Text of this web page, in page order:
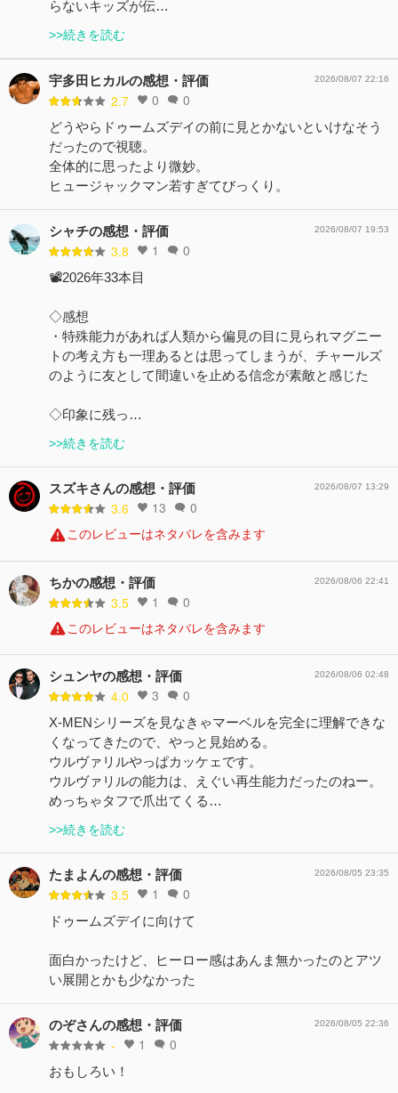
らないキッズが伝…
>>続きを読む
宇多田ヒカルの感想・評価
2.7 0 0
2026/08/07 22:16
どうやらドゥームズデイの前に見とかないといけなそう
だったので視聴。
全体的に思ったより微妙。
ヒュージャックマン若すぎてびっくり。
シャチの感想・評価
3.8 1 0
2026/08/07 19:53
📽️2026年33本目
◇感想
・特殊能力があれば人類から偏見の目に見られマグニー
トの考え方も一理あるとは思ってしまうが、チャールズ
のように友として間違いを止める信念が素敵と感じた
◇印象に残っ…
>>続きを読む
スズキさんの感想・評価
3.6 13 0
2026/08/07 13:29
このレビューはネタバレを含みます
ちかの感想・評価
3.5 1 0
2026/08/06 22:41
このレビューはネタバレを含みます
シュンヤの感想・評価
4.0 3 0
2026/08/06 02:48
X-MENシリーズを見なきゃマーベルを完全に理解できな
くなってきたので、やっと見始める。
ウルヴァリルやっぱカッケェです。
ウルヴァリルの能力は、えぐい再生能力だったのねー。
めっちゃタフで爪出てくる…
>>続きを読む
たまよんの感想・評価
3.5 1 0
2026/08/05 23:35
ドゥームズデイに向けて
面白かったけど、ヒーロー感はあんま無かったのとアツ
い展開とかも少なかった
のぞさんの感想・評価
- 1 0
2026/08/05 22:36
おもしろい！